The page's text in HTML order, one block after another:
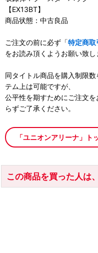
【EX13BT】
商品状態：中古良品
ご注文の前に必ず「特定商取
をお読み頂くようお願い致し
同タイトル商品を購入制限
テム上は可能ですが、
公平性を期すためにご注文
らずご了承ください。
「ユニオンアリーナ」ト
この商品を買った人は